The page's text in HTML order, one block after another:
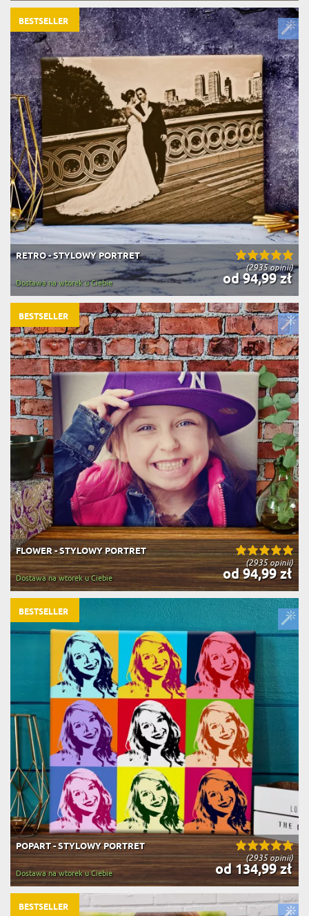
(2935 opinii)
RETRO - STYLOWY PORTRET
od 94,99 zł
Dostawa na wtorek u Ciebie
BESTSELLER
(2935 opinii)
FLOWER - STYLOWY PORTRET
od 94,99 zł
Dostawa na wtorek u Ciebie
BESTSELLER
(2935 opinii)
POPART - STYLOWY PORTRET
od 134,99 zł
Dostawa na wtorek u Ciebie
BESTSELLER
BESTSELLER